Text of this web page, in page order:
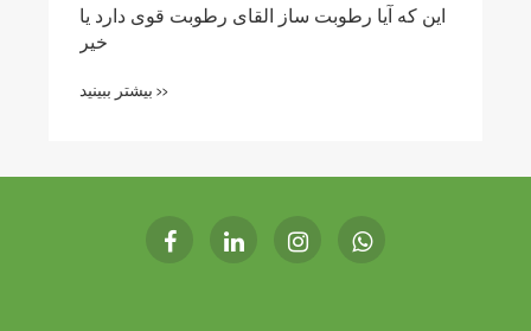
این که آیا رطوبت ساز القای رطوبت قوی دارد یا
خیر
بیشتر ببینید >>